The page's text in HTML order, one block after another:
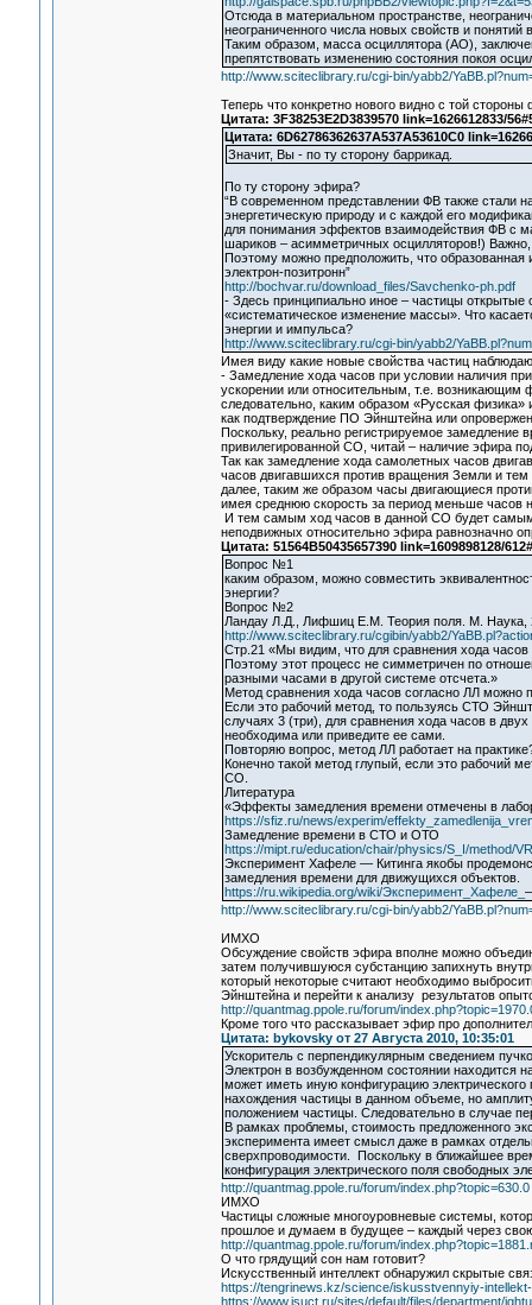
Отсюда в материальном пространстве,
неограниченного числа новых свойств и
Таким образом, масса осциллятора (АО),
препятствовать изменению состояния покоя
http://www.sciteclibrary.ru/cgi-bin/yabb2/
Теперь что конкретно нового видно с той стороны
Цитата: 3F38253E2D3839570 link=1626612833/
Цитата: 6D62786362637A537A53610C0
Значит, Вы - по ту сторону баррикад.
По ту сторону эфира?
“В современном представлении ФВ также стали
энергетическую природу и с каждой его
для понимания эффектов взаимодействия ФВ с
шариков – асимметричных осцилляторов!)
Поэтому можно предположить, что
электрон-позитронн”
http://bochvar.ru/download_files/Savchenko-ph.pdf
- Здесь принципиально иное – частицы
«систематическое изменение массы». Что
энергии и импульса?
http://www.sciteclibrary.ru/cgi-bin/yabb2/
Имея виду какие новые свойства частиц
- Замедление хода часов при условии наличия
ускорении или относительным, т.е. возникающим
следовательно, каким образом «Русская физика»
как подтверждение ПО Эйнштейна или
Поскольку, реально регистрируемое замедление
привилегированной СО, читай – наличие эфира
Так как замедление хода самолетных часов
часов двигавшихся против вращения Земли и
далее, таким же образом часы двигающиеся
имея среднюю скорость за период меньше часов
И тем самым ход часов в данной СО будет
неподвижных относительно эфира равнозначно
Цитата: 51564B50435657390 link=1609898128/
Вопрос №1
каким образом, можно совместить
энергии?
Вопрос №2
Ландау Л.Д., Лифшиц Е.М. Теория поля. М. Наука,
http://www.sciteclibrary.ru/cgibin/yabb2/
Стр.21 «Мы видим, что для сравнения хода часов
Поэтому этот процесс не симметричен по
разными часами в другой системе отсчета.»
Метод сравнения хода часов согласно ЛЛ можно
Если это рабочий метод, то пользуясь СТО
случаях 3 (три), для сравнения хода часов в
необходима или приведите ее сами.
Повторяю вопрос, метод ЛЛ работает на
Конечно такой метод глупый, если это рабочий
СО.
Литература
«Эффекты замедления времени отмечены в
https://sfiz.ru/news/experim/
Замедление времени в СТО и ОТО
https://mipt.ru/education/chair/physics/S_I/method/
Эксперимент Хафеле — Китинга якобы
замедления времени для движущихся объектов.
https://ru.wikipedia.org/wiki/Эксперимент_Хафеле_
http://www.sciteclibrary.ru/cgi-bin/yabb2/
ИМХО
Обсуждение свойств эфира вполне можно
затем получившуюся субстанцию запихнуть
который некоторые считают необходимо
Эйнштейна и перейти к анализу результатов
http://quantmag.ppole.ru/forum/
Кроме того что рассказывает эфир про
Цитата: bykovsky от 27 Августа 2010, 10:35:01
Ускоритель с перпендикулярным сведением
Электрон в возбужденном состоянии находится
может иметь иную конфигурацию
нахождения частицы в данном объеме, но
положением частицы. Следовательно в случае
В рамках проблемы, стоимость предложенного
эксперимента имеет смысл даже в рамках
сверхпроводимости. Поскольку в ближайшее
конфигурация электрического поля свободных
http://quantmag.ppole.ru/forum/index.php?topic=630.0
ИМХО
Частицы сложные многоуровневые системы,
прошлое и думаем в будущее – каждый через
http://quantmag.ppole.ru/forum/
О что грядущий сон нам готовит?
Искусственный интеллект обнаружил скрытые
https://tengrinews.kz/science/iskusstvennyiy-
https://www.isuct.ru/sites/default/files/department/